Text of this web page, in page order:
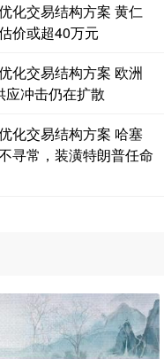
化交易结构方案 黄仁
价或超40万元
化交易结构方案 欧洲
冲击仍在扩散
化交易结构方案 哈塞
寻常，装潢特朗普任命